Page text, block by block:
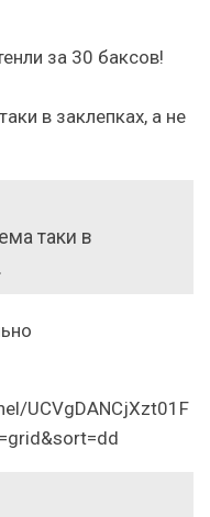
за 30 баксов!
в заклепках, а не
таки в
UCVgDANCjXzt01F